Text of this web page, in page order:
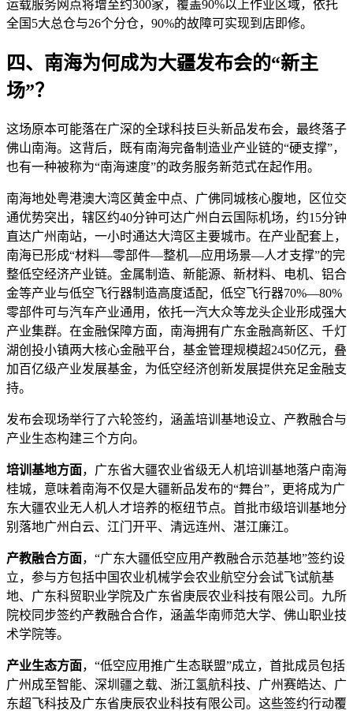
运载服务网点将增至约300家，覆盖90%以上作业区域，依托
全国5大总仓与26个分仓，90%的故障可实现到店即修。
四、南海为何成为大疆发布会的“新主
场”？
这场原本可能落在广深的全球科技巨头新品发布会，最终落子
佛山南海。这背后，既有南海完备制造业产业链的“硬支撑”，
也有一种被称为“南海速度”的政务服务新范式在起作用。
南海地处粤港澳大湾区黄金中点、广佛同城核心腹地，区位交
通优势突出，辖区约40分钟可达广州白云国际机场，约15分钟
直达广州南站，一小时通达大湾区主要城市。在产业配套上，
南海已形成“材料—零部件—整机—应用场景—人才支撑”的完
整低空经济产业链。金属制造、新能源、新材料、电机、铝合
金等产业与低空飞行器制造高度适配，低空飞行器70%—80%
零部件可与汽车产业通用，依托一汽大众等龙头企业形成强大
产业集群。在金融保障方面，南海拥有广东金融高新区、千灯
湖创投小镇两大核心金融平台，基金管理规模超2450亿元，叠
加百亿级产业发展基金，为低空经济创新发展提供充足金融支
持。
发布会现场举行了六轮签约，涵盖培训基地设立、产教融合与
产业生态构建三个方向。
培训基地方面，广东省大疆农业省级无人机培训基地落户南海
桂城，意味着南海不仅是大疆新品发布的“舞台”，更将成为广
东大疆农业无人机人才培养的枢纽节点。首批市级培训基地分
别落地广州白云、江门开平、清远连州、湛江廉江。
产教融合方面，“广东大疆低空应用产教融合示范基地”签约设
立，参与方包括中国农业机械学会农业航空分会试飞试航基
地、广东科贸职业学院及广东省庚辰农业科技有限公司。九所
院校同步签约产教融合合作，涵盖华南师范大学、佛山职业技
术学院等。
产业生态方面，“低空应用推广生态联盟”成立，首批成员包括
广州成至智能、深圳疆之载、浙江氢航科技、广州赛皓达、广
东超飞科技及广东省庚辰农业科技有限公司。这些签约行动覆